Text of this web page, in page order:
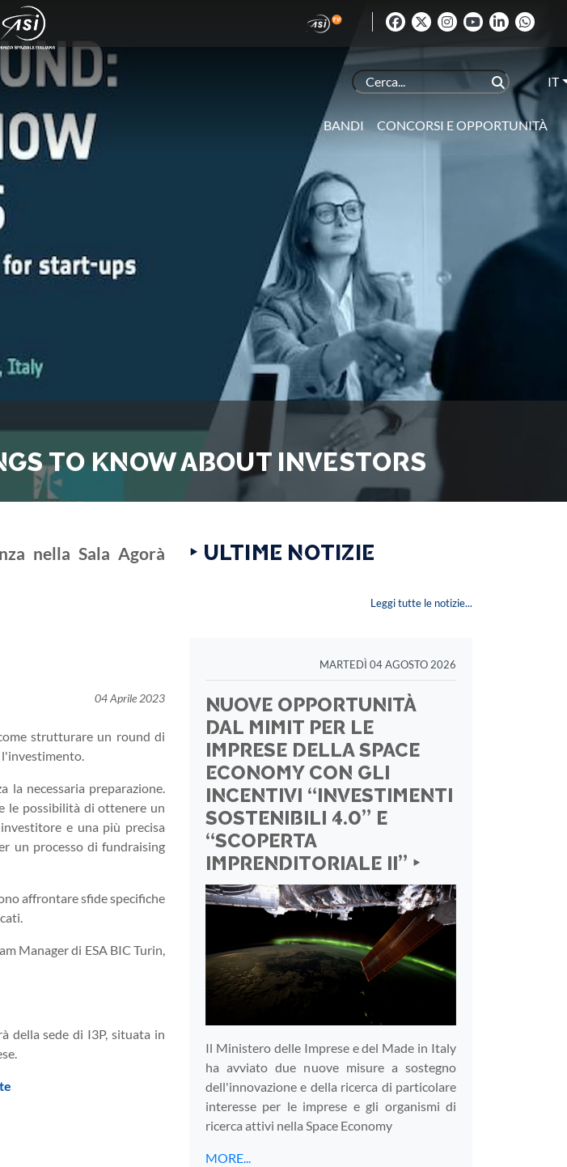
IT
BANDI CONCORSI E OPPORTUNITÀ
TO KNOW ABOUT INVESTORS
nella Sala Agorà
04 Aprile 2023
strutturare un round di
l'investimento.
la necessaria preparazione.
le possibilità di ottenere un
e una più precisa
un processo di fundraising
affrontare sfide specifiche
Manager di ESA BIC Turin,
della sede di I3P, situata in
‣ ULTIME NOTIZIE
Leggi tutte le notizie...
MARTEDÌ 04 AGOSTO 2026
NUOVE OPPORTUNITÀ
DAL MIMIT PER LE
IMPRESE DELLA SPACE
ECONOMY CON GLI
INCENTIVI “INVESTIMENTI
SOSTENIBILI 4.0” E
“SCOPERTA
IMPRENDITORIALE II” ‣
Il Ministero delle Imprese e del Made in Italy
ha avviato due nuove misure a sostegno
dell'innovazione e della ricerca di particolare
interesse per le imprese e gli organismi di
ricerca attivi nella Space Economy
MORE...